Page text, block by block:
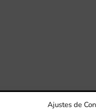
Ajustes de